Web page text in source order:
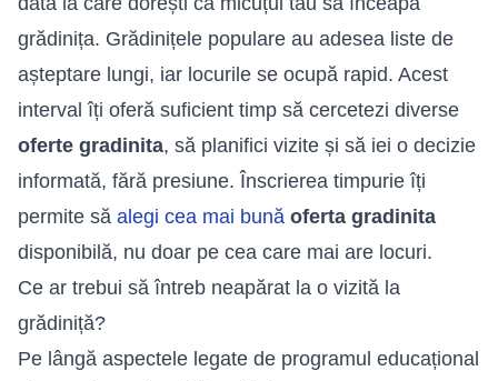
grădinița. Grădinițele populare au adesea liste de
așteptare lungi, iar locurile se ocupă rapid. Acest
interval îți oferă suficient timp să cercetezi diverse
oferte gradinita, să planifici vizite și să iei o decizie
informată, fără presiune. Înscrierea timpurie îți
permite să alegi cea mai bună oferta gradinita
disponibilă, nu doar pe cea care mai are locuri.
Ce ar trebui să întreb neapărat la o vizită la
grădiniță?
Pe lângă aspectele legate de programul educațional